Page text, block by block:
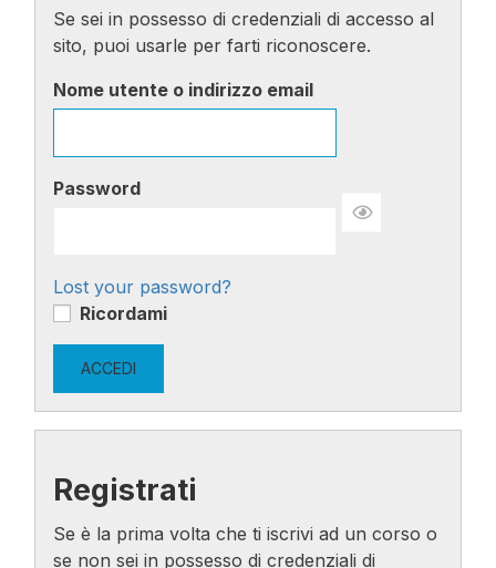
Se sei in possesso di credenziali di accesso al
sito, puoi usarle per farti riconoscere.
Nome utente o indirizzo email
Password
Lost your password?
Ricordami
Registrati
Se è la prima volta che ti iscrivi ad un corso o
se non sei in possesso di credenziali di